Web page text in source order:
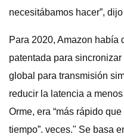
necesitábamos hacer”,
Para 2020, Amazon había
patentada para
global para transmisión
reducir la latencia a
Orme, era “más rápido
tiempo”. veces." Se basa